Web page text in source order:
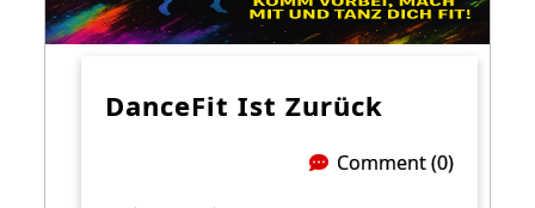
DanceFit Ist Zurück
Comment (0)